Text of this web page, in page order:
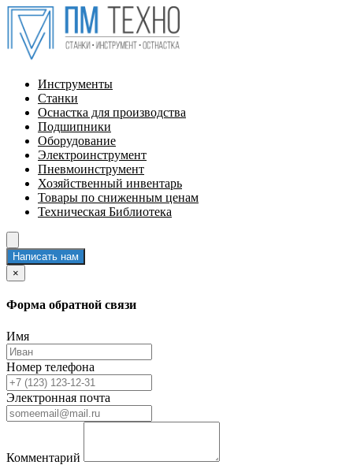
Инструменты
Станки
Оснастка для производства
Подшипники
Оборудование
Электроинструмент
Пневмоинструмент
Хозяйственный инвентарь
Товары по сниженным ценам
Техническая Библиотека
Написать нам
×
Форма обратной связи
Имя
Номер телефона
Электронная почта
Комментарий